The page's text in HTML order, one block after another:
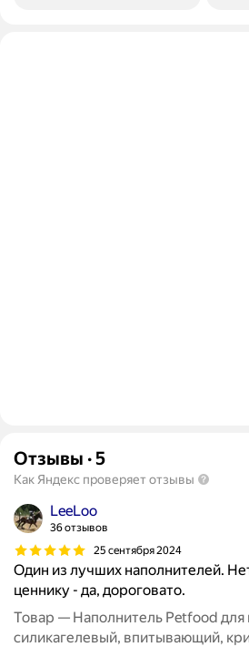
Отзывы ·5
Как Яндекс проверяет отзывы
LeeLoo
36 отзывов
25 сентября 2024
Один из лучших наполнителей.
ценнику - да, дороговато.
Товар — Наполнитель Petfood для
силикагелевый, впитывающий,